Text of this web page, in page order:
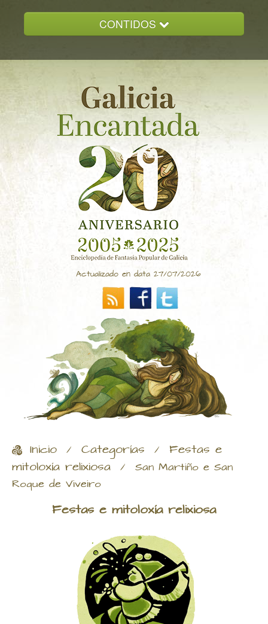
CONTIDOS
GALICIA ENCANTADA
DOCUMENTACION
NOVAS
CONTACTO
Actualizado en data 27/07/2026
Inicio / Categorías / Festas e
mitoloxía relixiosa / San Martiño e San
Roque de Viveiro
Festas e mitoloxía relixiosa